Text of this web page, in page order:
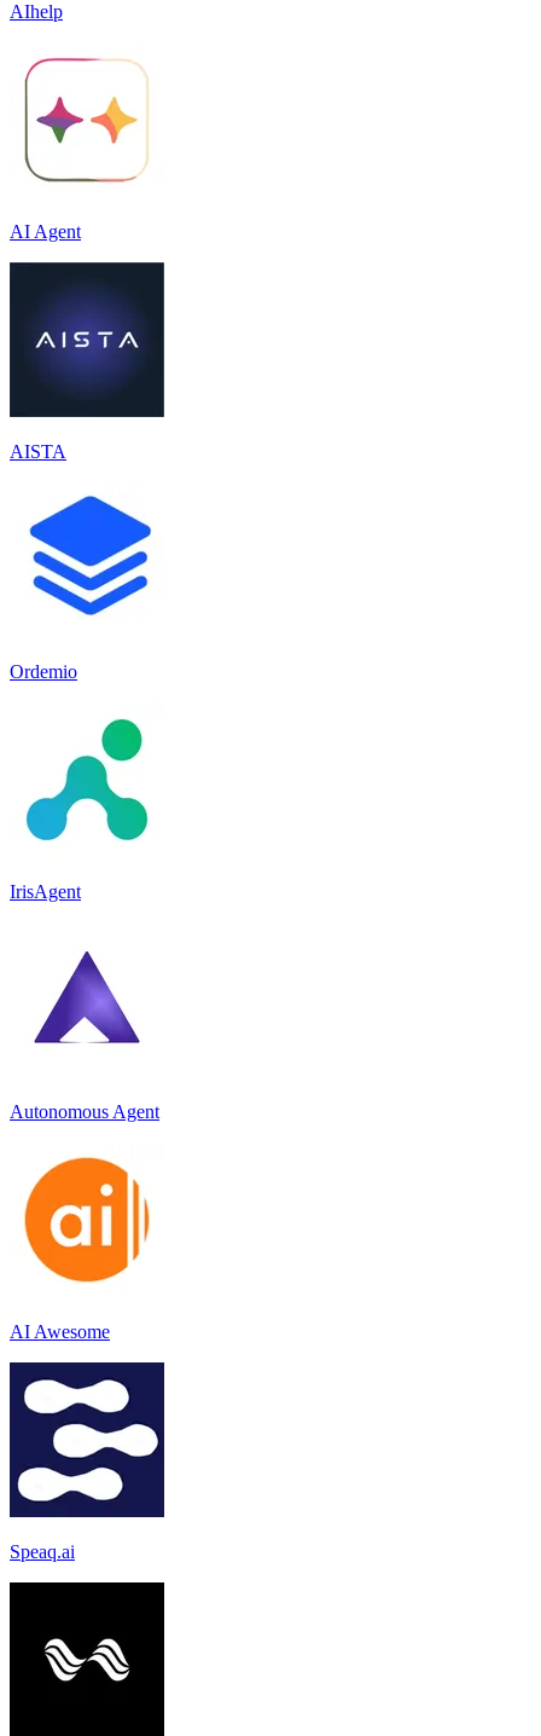
AIhelp
AI Agent
AISTA
Ordemio
IrisAgent
Autonomous Agent
AI Awesome
Speaq.ai